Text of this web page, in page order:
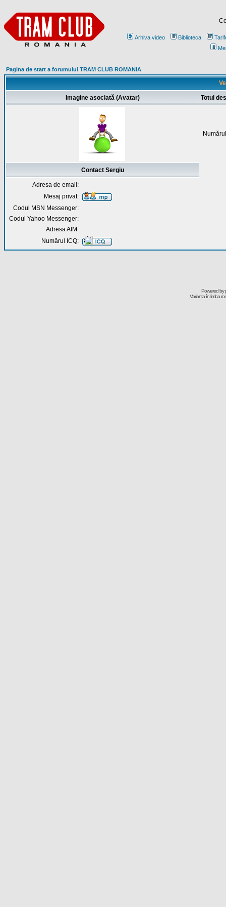
Arhiva video Biblioteca
Pagina de start a forumului TRAM CLUB ROMANIA
Imagine asociată (Avatar) Totul
Contact Sergiu
Adresa de email:
Mesaj privat:
Codul MSN Messenger:
Codul Yahoo Messenger:
Adresa AIM:
Numărul ICQ:
Powered by
Varianta în limba